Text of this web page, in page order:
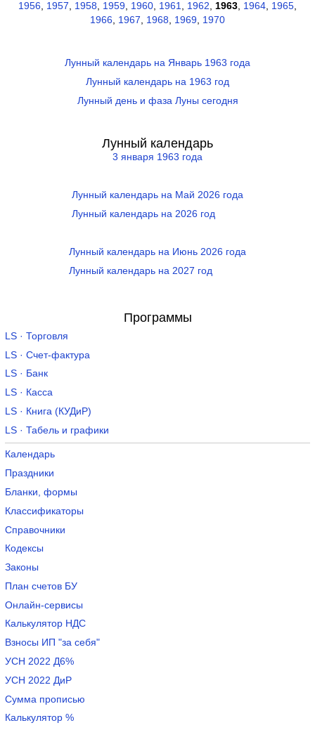
1956, 1957, 1958, 1959, 1960, 1961, 1962, 1963, 1964, 1965,
1966, 1967, 1968, 1969, 1970
Лунный календарь на Январь 1963 года
Лунный календарь на 1963 год
Лунный день и фаза Луны сегодня
Лунный календарь
3 января 1963 года
Лунный календарь на Май 2026 года
Лунный календарь на 2026 год
Лунный календарь на Июнь 2026 года
Лунный календарь на 2027 год
Программы
LS · Торговля
LS · Счет-фактура
LS · Банк
LS · Касса
LS · Книга (КУДиР)
LS · Табель и графики
Календарь
Праздники
Бланки, формы
Классификаторы
Справочники
Кодексы
Законы
План счетов БУ
Онлайн-сервисы
Калькулятор НДС
Взносы ИП "за себя"
УСН 2022 Д6%
УСН 2022 ДиР
Сумма прописью
Калькулятор %